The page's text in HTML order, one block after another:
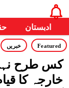
ادبستان
Featured خبریں
کس طرح
خارجہ کا